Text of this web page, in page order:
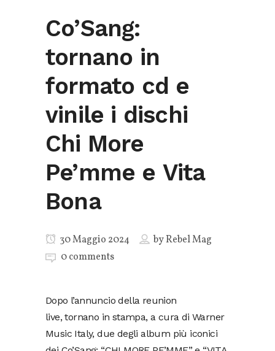
Co’Sang:
tornano in
formato cd e
vinile i dischi
Chi More
Pe’mme e Vita
Bona
30 Maggio 2024 byRebel Mag
0 comments
Dopo l’annuncio della reunion
live, tornano in stampa, a cura di Warner
Music Italy, due degli album più iconici